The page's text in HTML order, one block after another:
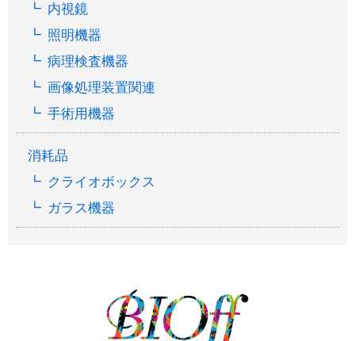
内視鏡
照明機器
病理検査機器
画像処理装置関連
手術用機器
消耗品
クライオボックス
ガラス機器